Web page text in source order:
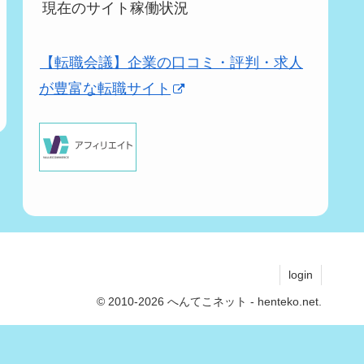
現在のサイト稼働状況
【転職会議】企業の口コミ・評判・求人
が豊富な転職サイト
login
© 2010-2026 へんてこネット - henteko.net.